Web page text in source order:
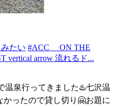
たい #ACC ON THE
vertical arrow 流れるド...
温泉行ってきました♨️七沢温
かったので貸し切り🤗お題に